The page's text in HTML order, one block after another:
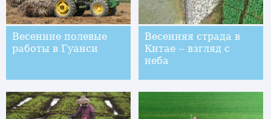
Весенние полевые
работы в Гуанси
Весенняя страда в
Китае -- взгляд с
неба